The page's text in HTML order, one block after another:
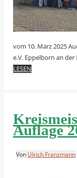
vom 10. März 2025
e.V. Eppelborn an
LESEN
Auflage
Von Ulrich Franzmann